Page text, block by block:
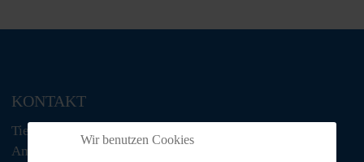
KONTAKT
Tiere in Not Odenwald e.V.
Am Morsberg 1
Wir benutzen Cookies